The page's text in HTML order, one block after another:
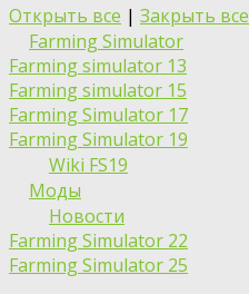
Открыть все | Закрыть все
Farming Simulator
Farming simulator 13
Farming simulator 15
Farming Simulator 17
Farming Simulator 19
Wiki FS19
Моды
Новости
Farming Simulator 22
Farming Simulator 25